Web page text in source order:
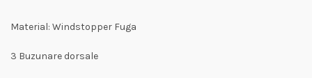
Material: Windstopper Fuga
3 Buzunare dorsale